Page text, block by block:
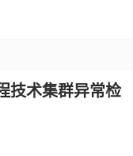
技术集群异常检